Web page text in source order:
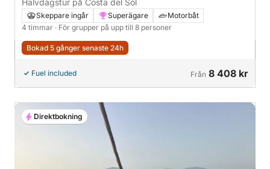
Halvdagstur på Costa del Sol
Skeppare ingår Superägare
Motorbåt
4 timmar · För grupper på upp till 8 personer
Bokad 5 gånger senaste 24h
Fuel included Från 8 408 kr
Direktbokning